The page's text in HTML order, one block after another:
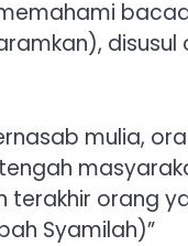
disusul
mulia,
terakhir orang
Syamilah)”